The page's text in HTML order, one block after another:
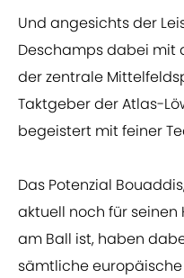
Und angesichts der
Deschamps dabei mit
der zentrale
Taktgeber der Atlas-
begeistert mit feiner
Das Potenzial
aktuell noch für seinen
am Ball ist, haben
sämtliche